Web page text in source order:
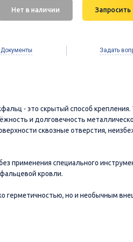
Нет в наличии Запросить
Документы Задать
- это скрытый способ крепления.
и долговечность
сквозные отверстия,
применения специального
кровли.
герметичностью, но и необычным